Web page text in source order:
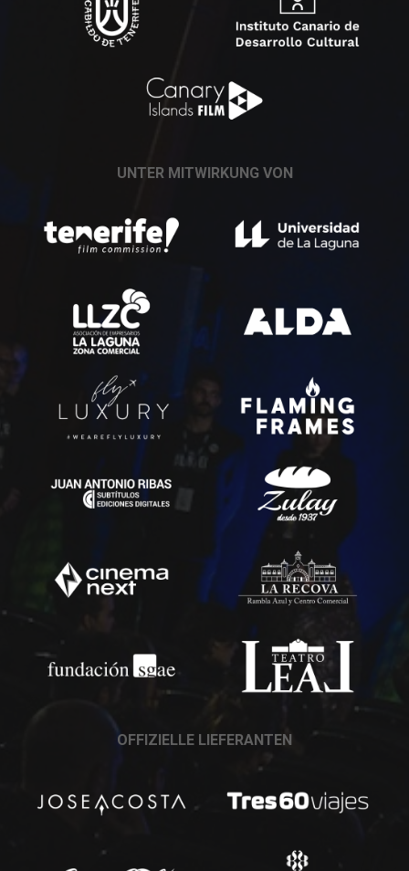
UNTER MITWIRKUNG VON
OFFIZIELLE LIEFERANTEN